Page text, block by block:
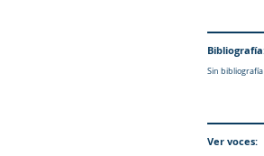
Sin bibliografía
Ver voces: